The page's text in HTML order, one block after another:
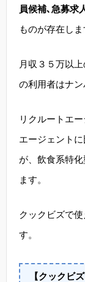
員候補､急募求
ものが存在しま
月収３５万以
の利用者はナン
リクルートエ
エージェント
が、飲食系特
ます。
クックビズで
す。
【クックビ